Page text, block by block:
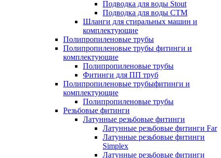
Подводка для воды Stout
Подводка для воды СТМ
Шланги для стиральных машин и
комплектующие
Полипропиленовые трубы
Полипропиленовые трубы фитинги и
комплектующие
Полипропиленовые трубы
Фитинги для ПП труб
Полипропиленовые трубыфитинги и
комплектующие
Полипропиленовые трубы
Резьбовые фитинги
Латунные резьбовые фитинги
Латунные резьбовые фитинги Far
Латунные резьбовые фитинги
Simplex
Латунные резьбовые фитинги